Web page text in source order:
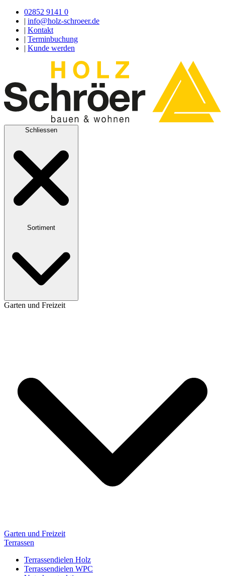
02852 9141 0
info@holz-schroeer.de
Kontakt
Terminbuchung
Kunde werden
Schliessen
Sortiment
Garten und Freizeit
Garten und Freizeit
Terrassen
Terrassendielen Holz
Terrassendielen WPC